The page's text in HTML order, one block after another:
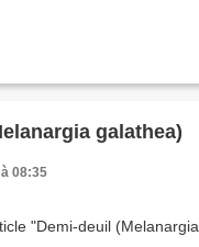
galathea)
08:35